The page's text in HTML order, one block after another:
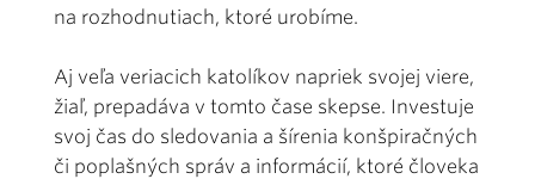
na rozhodnutiach, ktoré urobíme.
Aj veľa veriacich katolíkov napriek svojej viere,
žiaľ, prepadáva v tomto čase skepse. Investuje
svoj čas do sledovania a šírenia konšpiračných
či poplašných správ a informácií, ktoré človeka